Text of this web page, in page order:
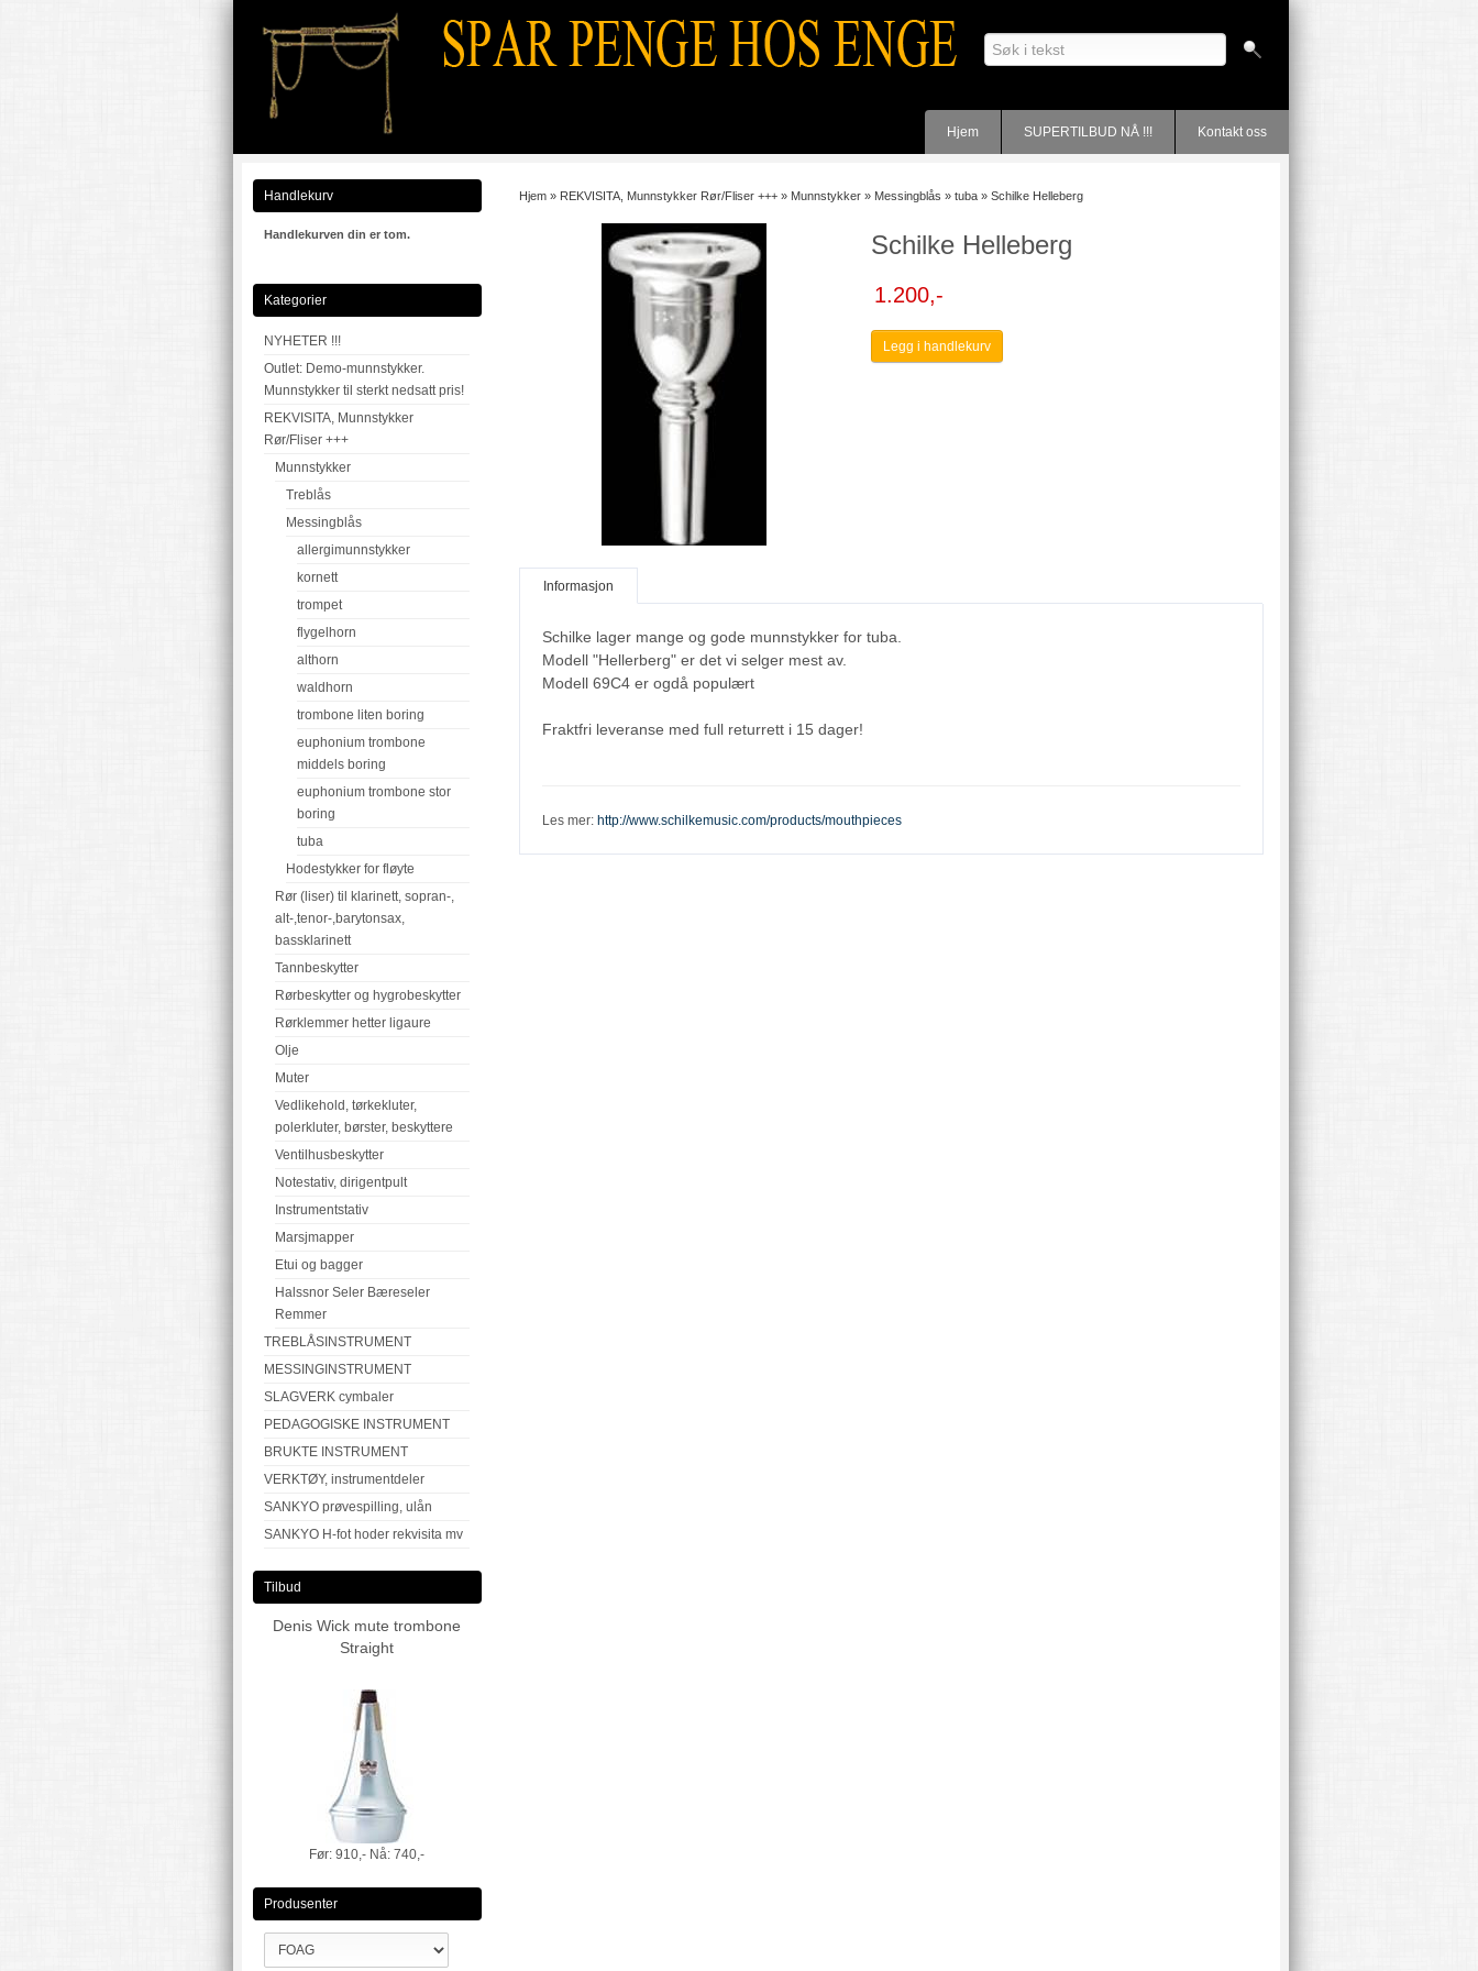
Hjem SUPERTILBUD NÅ !!! Kontakt oss
Handlekurv
Handlekurven din er tom.
Kategorier
NYHETER !!!
Outlet: Demo-munnstykker.
Munnstykker til sterkt nedsatt pris!
REKVISITA, Munnstykker
Rør/Fliser +++
Munnstykker
Treblås
Messingblås
allergimunnstykker
kornett
trompet
flygelhorn
althorn
waldhorn
trombone liten boring
euphonium trombone
middels boring
euphonium trombone stor
boring
tuba
Hodestykker for fløyte
Rør (liser) til klarinett, sopran-,
alt-,tenor-,barytonsax,
bassklarinett
Tannbeskytter
Rørbeskytter og hygrobeskytter
Rørklemmer hetter ligaure
Olje
Muter
Vedlikehold, tørkekluter,
polerkluter, børster, beskyttere
Ventilhusbeskytter
Notestativ, dirigentpult
Instrumentstativ
Marsjmapper
Etui og bagger
Halssnor Seler Bæreseler
Remmer
TREBLÅSINSTRUMENT
MESSINGINSTRUMENT
SLAGVERK cymbaler
PEDAGOGISKE INSTRUMENT
BRUKTE INSTRUMENT
VERKTØY, instrumentdeler
SANKYO prøvespilling, ulån
SANKYO H-fot hoder rekvisita mv
Tilbud
Denis Wick mute trombone
Straight
Før:910,- Nå:740,-
Produsenter
Hjem » REKVISITA, Munnstykker Rør/Fliser +++ » Munnstykker » Messingblås »tuba »Schilke Helleberg
Schilke Helleberg
1.200,-
Legg i handlekurv
Informasjon
Schilke lager mange og gode munnstykker for tuba.
Modell "Hellerberg" er det vi selger mest av.
Modell 69C4 er ogdå populært
Fraktfri leveranse med full returrett i 15 dager!
Les mer: http://www.schilkemusic.com/products/mouthpieces